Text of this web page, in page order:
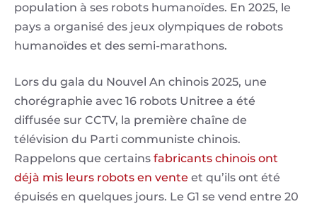
population à ses robots humanoïdes. En 2025, le
pays a organisé des jeux olympiques de robots
humanoïdes et des semi-marathons.
Lors du gala du Nouvel An chinois 2025, une
chorégraphie avec 16 robots Unitree a été
diffusée sur CCTV, la première chaîne de
télévision du Parti communiste chinois.
Rappelons que certains fabricants chinois ont
déjà mis leurs robots en vente et qu’ils ont été
épuisés en quelques jours. Le G1 se vend entre 20